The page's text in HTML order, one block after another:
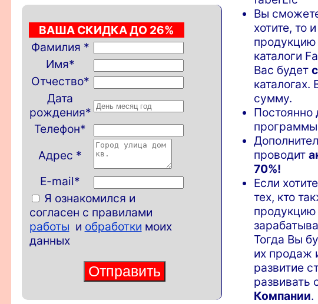
ВАША СКИДКА ДО 26%
Фамилия *
Имя*
Отчество*
Дата
рождения*
Телефон*
Адрес *
E-mail*
Я ознакомился и
согласен с правилами
работы и обработки моих
данных
Вы
хотите, то
продукцию
каталоги
Вас будет
сумму.
Постоянно
программы
проводит
70%!
Если
тех, кто
Тогда Вы
их продаж
развитие
развивать
Компании.